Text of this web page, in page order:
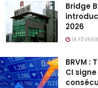
Bridge
2026
18
BRVM :
CI